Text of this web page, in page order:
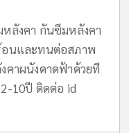
ลังคา กันซึมหลังคา
อนและทนต่อสภาพ
คาผนังดาดฟ้าด้วยที
10ปี ติดต่อ id